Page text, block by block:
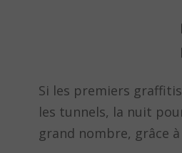
Si les premiers
les tunnels, la nuit
grand nombre, grâce